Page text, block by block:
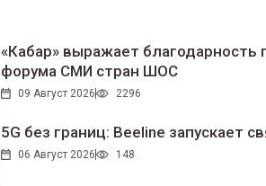
«Кабар» выражает благодарность
форума СМИ стран ШОС
09 Август 2026 2296
5G без границ: Beeline запускает
06 Август 2026 148